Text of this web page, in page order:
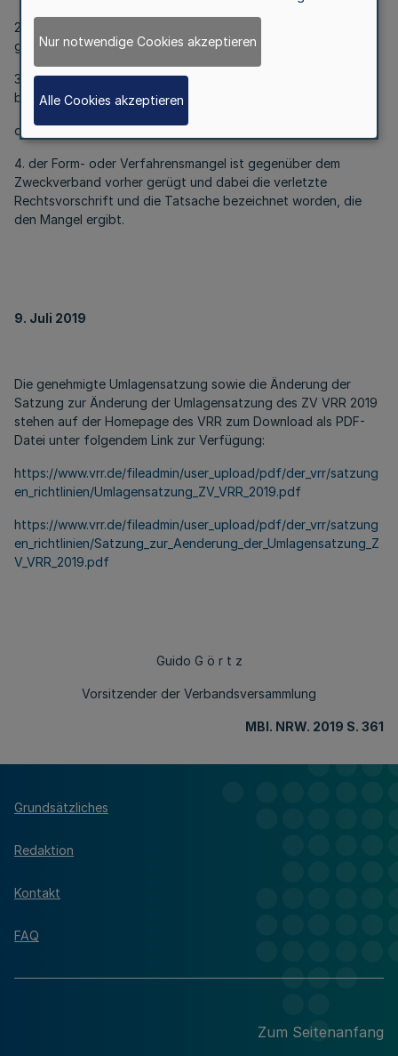
2. diese Satzung ist nicht ordnungsgemäß öffentlich bekannt
gemacht worden,
3. der Verbandsvorsteher hat den Satzungsbeschluss vorher
beanstandet
oder
4. der Form- oder Verfahrensmangel ist gegenüber dem
Zweckverband vorher gerügt und dabei die verletzte
Rechtsvorschrift und die Tatsache bezeichnet worden, die
den Mangel ergibt.
9. Juli 2019
Die genehmigte Umlagensatzung sowie die Änderung der
Satzung zur Änderung der Umlagensatzung des ZV VRR 2019
stehen auf der Homepage des VRR zum Download als PDF-
Datei unter folgendem Link zur Verfügung:
https://www.vrr.de/fileadmin/user_upload/pdf/der_vrr/satzung
en_richtlinien/Umlagensatzung_ZV_VRR_2019.pdf
https://www.vrr.de/fileadmin/user_upload/pdf/der_vrr/satzung
en_richtlinien/Satzung_zur_Aenderung_der_Umlagensatzung_Z
V_VRR_2019.pdf
Guido G ö r t z
Vorsitzender der Verbandsversammlung
MBl. NRW. 2019 S. 361
Grundsätzliches
Redaktion
Kontakt
FAQ
Zum Seitenanfang
Nur notwendige Cookies akzeptieren
Alle Cookies akzeptieren